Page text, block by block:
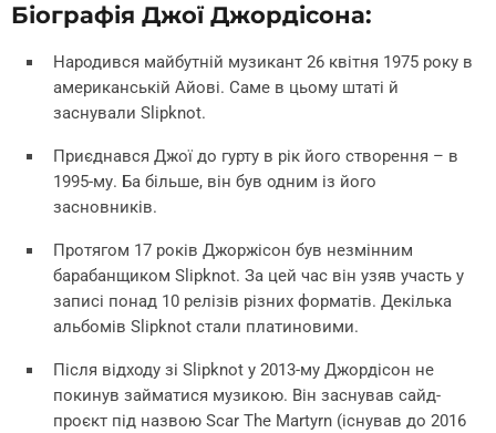
Біографія Джої Джордісона:
Народився майбутній музикант 26 квітня 1975 року в
американській Айові. Саме в цьому штаті й
заснували Slipknot.
Приєднався Джої до гурту в рік його створення – в
1995-му. Ба більше, він був одним із його
засновників.
Протягом 17 років Джоржісон був незмінним
барабанщиком Slipknot. За цей час він узяв участь у
записі понад 10 релізів різних форматів. Декілька
альбомів Slipknot стали платиновими.
Після відходу зі Slipknot у 2013-му Джордісон не
покинув займатися музикою. Він заснував сайд-
проєкт під назвою Scar The Martyrn (існував до 2016